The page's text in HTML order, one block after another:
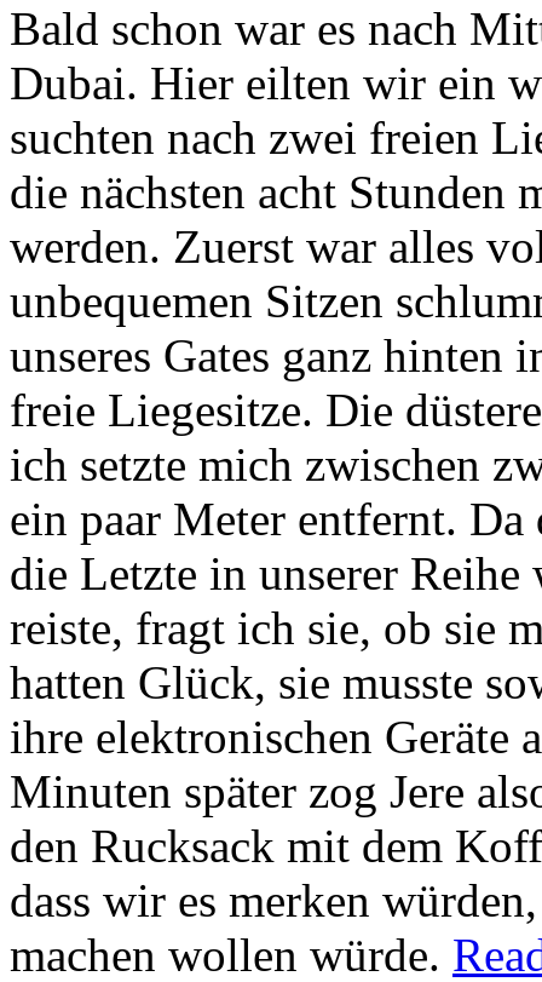
Bald schon war es nach
Dubai. Hier eilten wir ein
suchten nach zwei freien
die nächsten acht Stunden
werden. Zuerst war alles
unbequemen Sitzen
unseres Gates ganz hinten
freie Liegesitze. Die
ich setzte mich zwischen
ein paar Meter entfernt. Da
die Letzte in unserer Reihe
reiste, fragt ich sie, ob sie
hatten Glück, sie musste
ihre elektronischen Geräte
Minuten später zog Jere
den Rucksack mit dem
dass wir es merken
machen wollen würde.